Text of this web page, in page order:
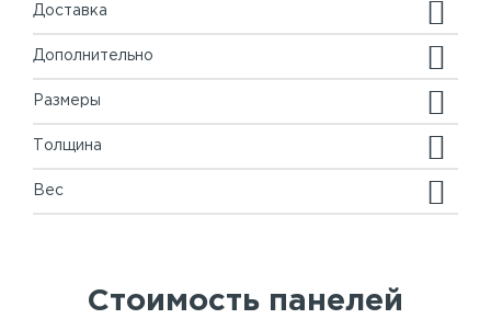
Доставка
Дополнительно
Размеры
Толщина
Вес
Стоимость панелей